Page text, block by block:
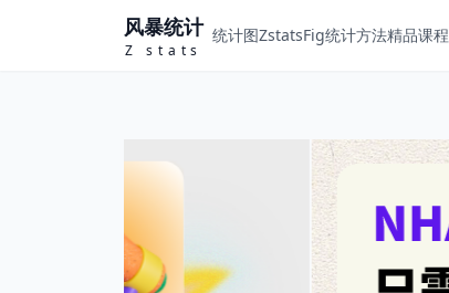
风暴统计
Z stats
统计图ZstatsFig统计方法精品课程